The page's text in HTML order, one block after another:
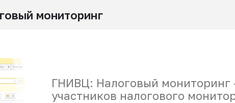
мониторинг
ГНИВЦ: Налоговый мониторинг
участников налогового